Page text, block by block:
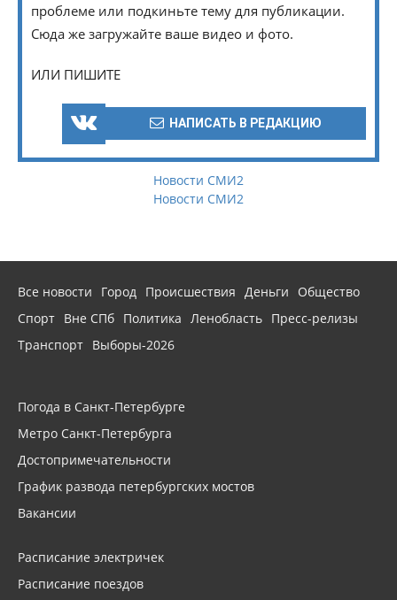
проблеме или подкиньте тему для публикации.
Сюда же загружайте ваше видео и фото.
ИЛИ ПИШИТЕ
НАПИСАТЬ В РЕДАКЦИЮ
Новости СМИ2
Новости СМИ2
Все новости Город Происшествия Деньги
Общество
Спорт Вне СПб Политика Ленобласть Пресс-релизы
Транспорт Выборы-2026
Погода в Санкт-Петербурге
Метро Санкт-Петербурга
Достопримечательности
График развода петербургских мостов
Вакансии
Расписание электричек
Расписание поездов